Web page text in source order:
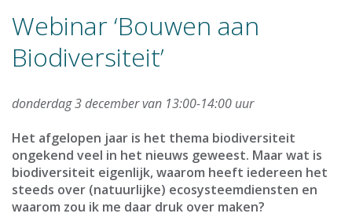
Webinar ‘Bouwen aan
Biodiversiteit’
donderdag 3 december van 13:00-14:00 uur
Het afgelopen jaar is het thema biodiversiteit
ongekend veel in het nieuws geweest. Maar wat is
biodiversiteit eigenlijk, waarom heeft iedereen het
steeds over (natuurlijke) ecosysteemdiensten en
waarom zou ik me daar druk over maken?